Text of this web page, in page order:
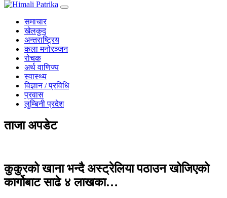
समाचार
खेलकुद
अन्तराष्ट्रिय
कला मनोरञ्जन
रोचक
अर्थ वाणिज्य
स्वास्थ्य
विज्ञान / प्रविधि
प्रवास
लुम्बिनी प्रदेश
ताजा अपडेट
कुकुरको खाना भन्दै अस्ट्रेलिया पठाउन खोजिएको
कार्गोबाट साढे ४ लाखका…